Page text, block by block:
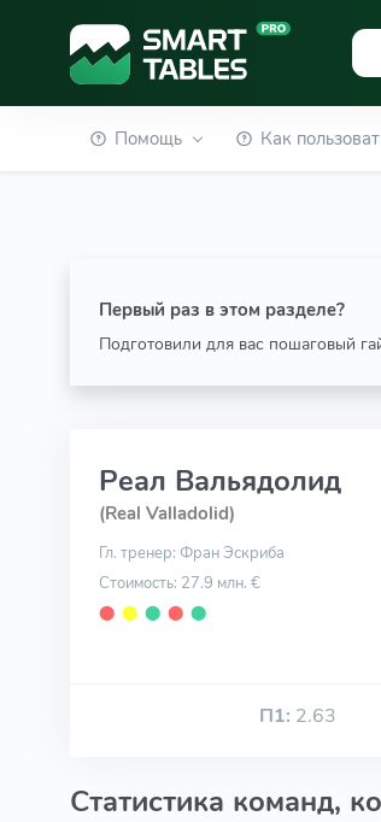
Помощь Как
Первый раз в этом разделе?
Подготовили для вас пошаговый
Реал Вальядолид
(Real Valladolid)
Гл. тренер: Фран Эскриба
Стоимость: 27.9 млн. €
⬤ ⬤ ⬤ ⬤ ⬤
П1: 2.63
Статистика команд,